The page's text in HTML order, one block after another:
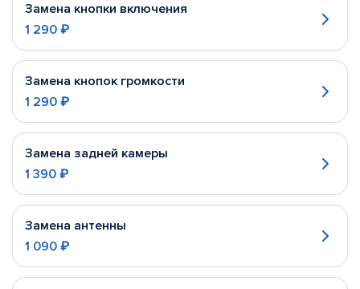
Замена кнопки включения
1 290 ₽
Замена кнопок громкости
1 290 ₽
Замена задней камеры
1 390 ₽
Замена антенны
1 090 ₽